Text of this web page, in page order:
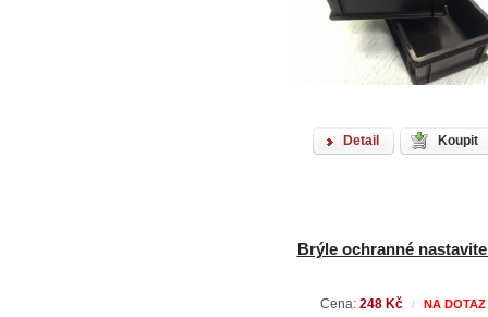
Detail Koupit
Brýle ochranné
Cena: 248 Kč / NA DOTAZ